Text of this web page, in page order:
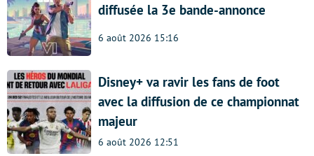
diffusée la 3e bande-annonce
6 août 2026 15:16
Disney+ va ravir les fans de foot
avec la diffusion de ce championnat
majeur
6 août 2026 12:51